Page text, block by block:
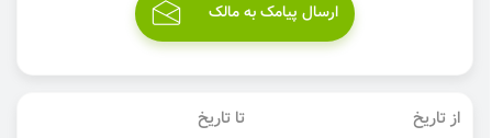
ارسال پیامک به مالک
از تاریخ تا تاریخ